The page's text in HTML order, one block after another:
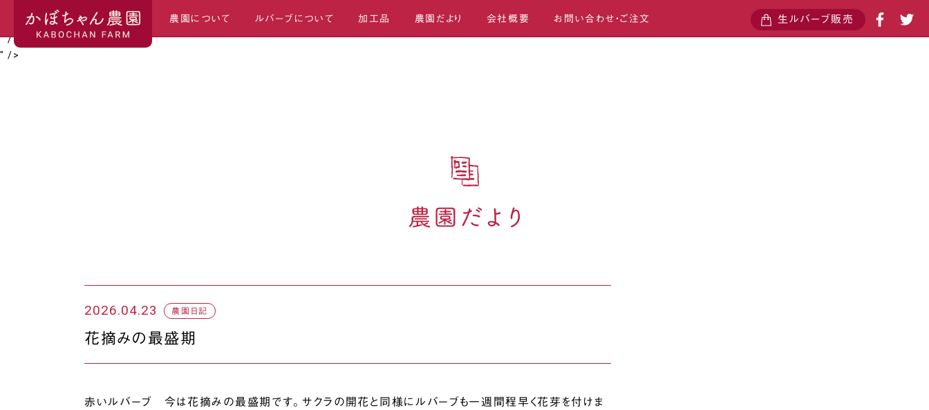
続きを読む
" />
続きを読む
" />
農園について ルバーブについて 加工品 農園だより 会社概要 お問い合わせ・ご注文 生ルバーブ販売
2026.04.23 農園日記
花摘みの最盛期
赤いルバーブ 今は花摘みの最盛期です。サクラの開花と同様にルバーブも一週間程早く花芽を付けま